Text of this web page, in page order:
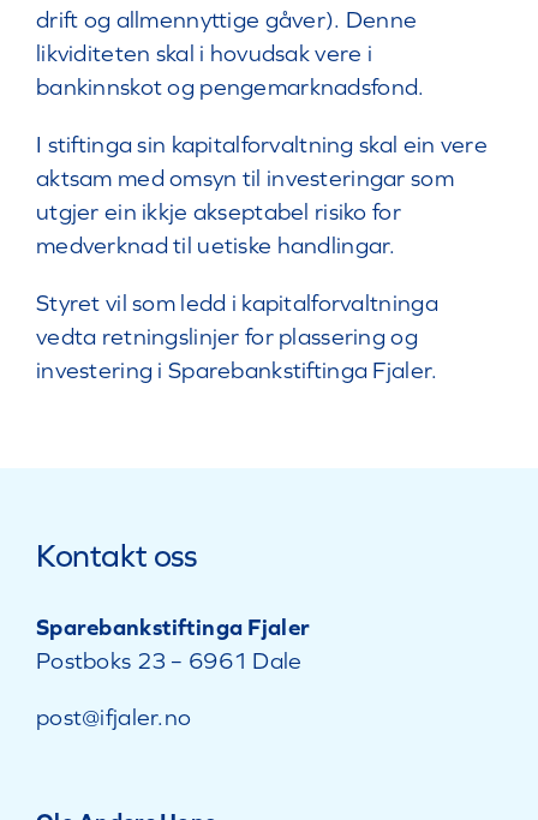
drift og allmennyttige gåver). Denne
likviditeten skal i hovudsak vere i
bankinnskot og pengemarknadsfond.
I stiftinga sin kapitalforvaltning skal ein vere
aktsam med omsyn til investeringar som
utgjer ein ikkje akseptabel risiko for
medverknad til uetiske handlingar.
Styret vil som ledd i kapitalforvaltninga
vedta retningslinjer for plassering og
investering i Sparebankstiftinga Fjaler.
Kontakt oss
Sparebankstiftinga Fjaler
Postboks 23 – 6961 Dale
post@ifjaler.no